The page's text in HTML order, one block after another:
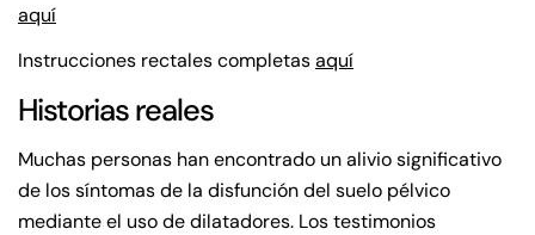
aquí
Instrucciones rectales completasaquí
Historias reales
Muchas personas han encontrado un alivio significativo
de los síntomas de la disfunción del suelo pélvico
mediante el uso de dilatadores. Los testimonios